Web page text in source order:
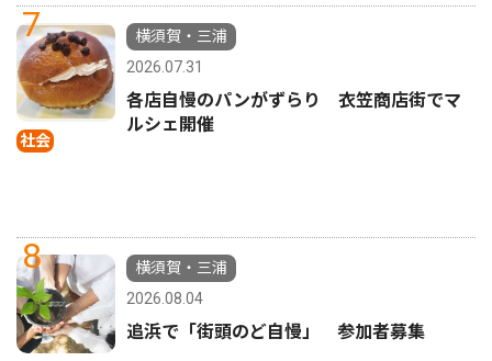
7
社会
横須賀・三浦
2026.07.31
各店自慢のパンがずらり 衣笠商店街でマ
ルシェ開催
8
横須賀・三浦
2026.08.04
追浜で「街頭のど自慢」 参加者募集